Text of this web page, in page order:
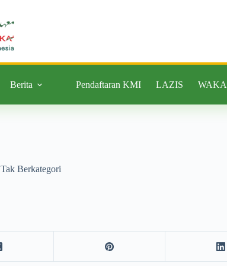
Berita Pendaftaran KMI LAZIS
Tak Berkategori